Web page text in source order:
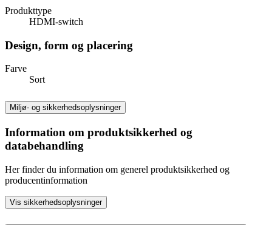
Produkttype
HDMI-switch
Design, form og placering
Farve
Sort
Miljø- og sikkerhedsoplysninger
Information om produktsikkerhed og
databehandling
Her finder du information om generel produktsikkerhed og
producentinformation
Vis sikkerhedsoplysninger